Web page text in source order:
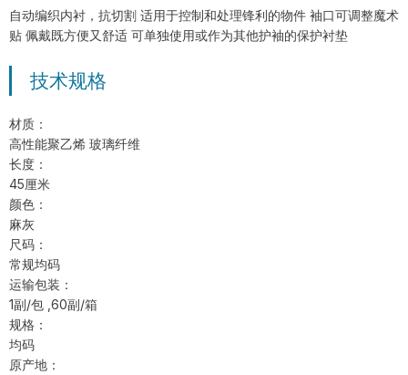
手套
自动编织内衬，抗切割 适用于控制和处理锋利的物件 袖口可调整魔术
贴 佩戴既方便又舒适 可单独使用或作为其他护袖的保护衬垫
技术规格
材质：
高性能聚乙烯 玻璃纤维
长度：
45厘米
颜色：
麻灰
尺码：
常规均码
运输包装：
1副/包 ,60副/箱
规格：
均码
原产地：